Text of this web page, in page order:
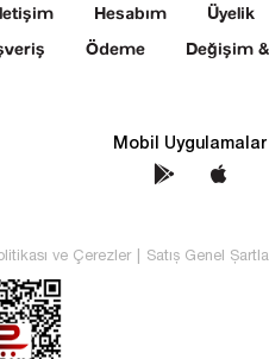
Hesabım Üyelik
Ödeme Değişim
Mobil Uygulamalar
ve Çerezler Satış Genel